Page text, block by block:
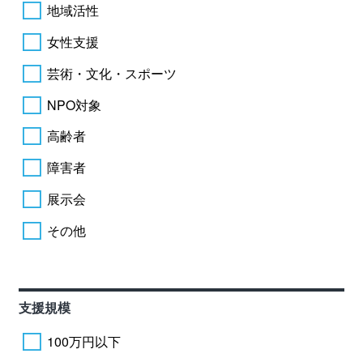
地域活性
女性支援
芸術・文化・スポーツ
NPO対象
高齢者
障害者
展示会
その他
支援規模
100万円以下